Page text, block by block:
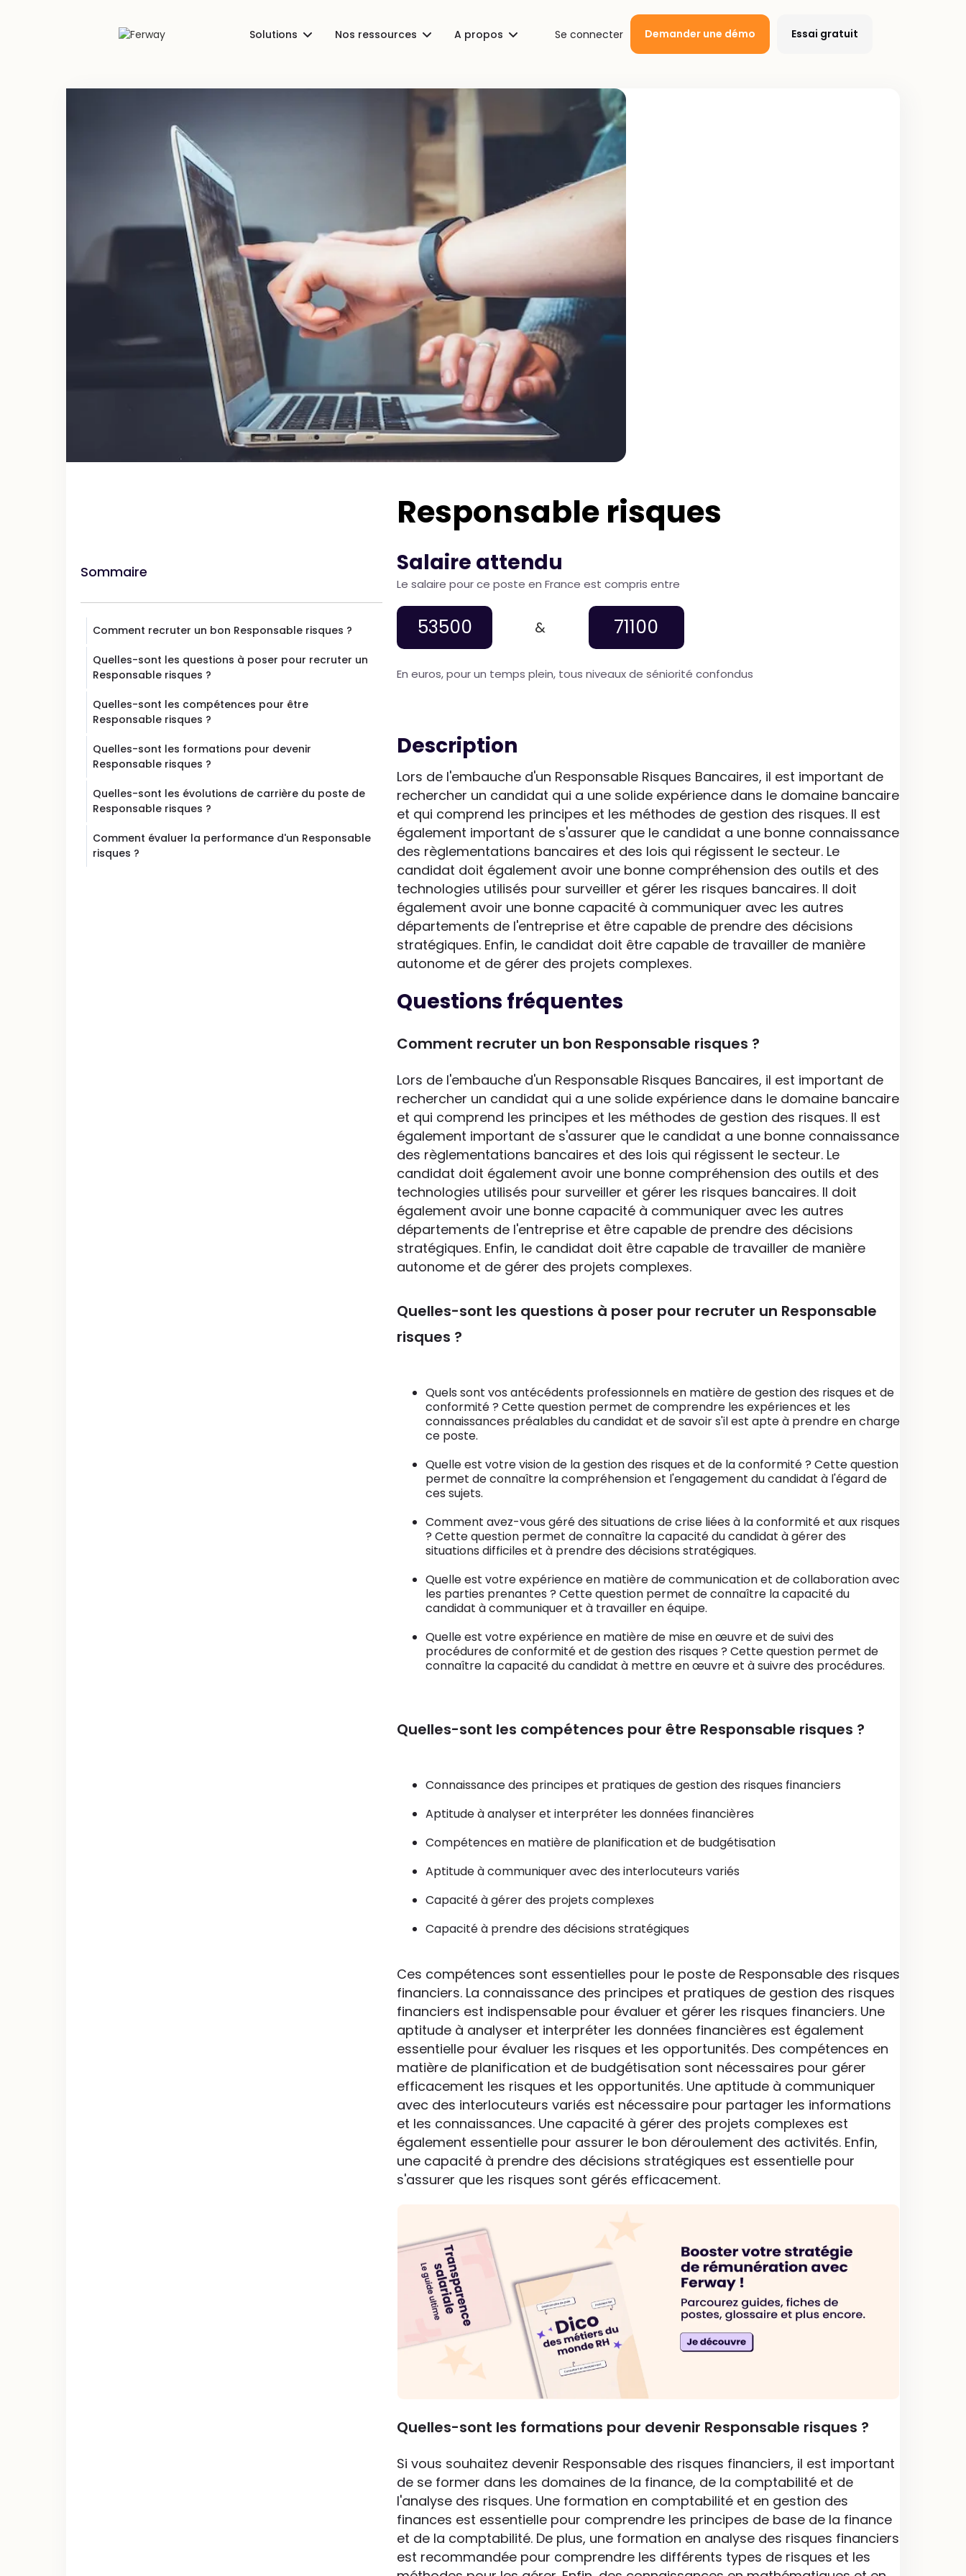
Solutions Nos ressources A propos Se connecter Demander une démo Essai gratuit
Sommaire
Comment recruter un bon Responsable risques ?
Quelles-sont les questions à poser pour recruter un
Responsable risques ?
Quelles-sont les compétences pour être
Responsable risques ?
Quelles-sont les formations pour devenir
Responsable risques ?
Quelles-sont les évolutions de carrière du poste de
Responsable risques ?
Comment évaluer la performance d'un Responsable
risques ?
Responsable risques
Salaire attendu
Le salaire pour ce poste en France est compris entre
53500 & 71100
En euros, pour un temps plein, tous niveaux de séniorité confondus
Description
Lors de l'embauche d'un Responsable Risques Bancaires, il est important de
rechercher un candidat qui a une solide expérience dans le domaine bancaire
et qui comprend les principes et les méthodes de gestion des risques. Il est
également important de s'assurer que le candidat a une bonne connaissance
des règlementations bancaires et des lois qui régissent le secteur. Le
candidat doit également avoir une bonne compréhension des outils et des
technologies utilisés pour surveiller et gérer les risques bancaires. Il doit
également avoir une bonne capacité à communiquer avec les autres
départements de l'entreprise et être capable de prendre des décisions
stratégiques. Enfin, le candidat doit être capable de travailler de manière
autonome et de gérer des projets complexes.
Questions fréquentes
Comment recruter un bon Responsable risques ?
Lors de l'embauche d'un Responsable Risques Bancaires, il est important de
rechercher un candidat qui a une solide expérience dans le domaine bancaire
et qui comprend les principes et les méthodes de gestion des risques. Il est
également important de s'assurer que le candidat a une bonne connaissance
des règlementations bancaires et des lois qui régissent le secteur. Le
candidat doit également avoir une bonne compréhension des outils et des
technologies utilisés pour surveiller et gérer les risques bancaires. Il doit
également avoir une bonne capacité à communiquer avec les autres
départements de l'entreprise et être capable de prendre des décisions
stratégiques. Enfin, le candidat doit être capable de travailler de manière
autonome et de gérer des projets complexes.
Quelles-sont les questions à poser pour recruter un Responsable
risques ?
Quels sont vos antécédents professionnels en matière de gestion des risques et de
conformité ? Cette question permet de comprendre les expériences et les
connaissances préalables du candidat et de savoir s'il est apte à prendre en charge
ce poste.
Quelle est votre vision de la gestion des risques et de la conformité ? Cette question
permet de connaître la compréhension et l'engagement du candidat à l'égard de
ces sujets.
Comment avez-vous géré des situations de crise liées à la conformité et aux risques
? Cette question permet de connaître la capacité du candidat à gérer des
situations difficiles et à prendre des décisions stratégiques.
Quelle est votre expérience en matière de communication et de collaboration avec
les parties prenantes ? Cette question permet de connaître la capacité du
candidat à communiquer et à travailler en équipe.
Quelle est votre expérience en matière de mise en œuvre et de suivi des
procédures de conformité et de gestion des risques ? Cette question permet de
connaître la capacité du candidat à mettre en œuvre et à suivre des procédures.
Quelles-sont les compétences pour être Responsable risques ?
Connaissance des principes et pratiques de gestion des risques financiers
Aptitude à analyser et interpréter les données financières
Compétences en matière de planification et de budgétisation
Aptitude à communiquer avec des interlocuteurs variés
Capacité à gérer des projets complexes
Capacité à prendre des décisions stratégiques
Ces compétences sont essentielles pour le poste de Responsable des risques
financiers. La connaissance des principes et pratiques de gestion des risques
financiers est indispensable pour évaluer et gérer les risques financiers. Une
aptitude à analyser et interpréter les données financières est également
essentielle pour évaluer les risques et les opportunités. Des compétences en
matière de planification et de budgétisation sont nécessaires pour gérer
efficacement les risques et les opportunités. Une aptitude à communiquer
avec des interlocuteurs variés est nécessaire pour partager les informations
et les connaissances. Une capacité à gérer des projets complexes est
également essentielle pour assurer le bon déroulement des activités. Enfin,
une capacité à prendre des décisions stratégiques est essentielle pour
s'assurer que les risques sont gérés efficacement.
Quelles-sont les formations pour devenir Responsable risques ?
Si vous souhaitez devenir Responsable des risques financiers, il est important
de se former dans les domaines de la finance, de la comptabilité et de
l'analyse des risques. Une formation en comptabilité et en gestion des
finances est essentielle pour comprendre les principes de base de la finance
et de la comptabilité. De plus, une formation en analyse des risques financiers
est recommandée pour comprendre les différents types de risques et les